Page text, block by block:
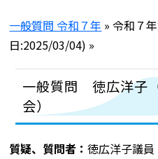
一般質問 令和７年 » 令和７
日:2025/03/04) »
一般質問 徳広洋子
会）
質疑、質問者：徳広洋子議員